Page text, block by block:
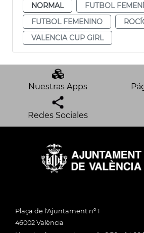
NORMAL
FUTBOL FEMENÍ
FUTBOL FEMENINO
VALENCIA CUP GIRL
Nuestras Apps
Redes Sociales
Plaça de l'Ajuntament nº 1
46002 València